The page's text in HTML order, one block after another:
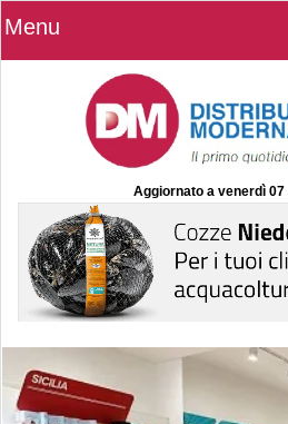
Menu
Aggiornato a venerdì 07